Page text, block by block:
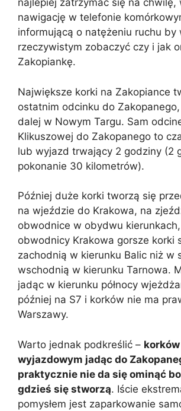
najlepiej zatrzymać się na chwilę,
nawigację w telefonie
informującą o natężeniu ruchu by
rzeczywistym zobaczyć czy i jak
Zakopiankę.
Największe korki na Zakopiance
ostatnim odcinku do
dalej w Nowym Targu. Sam
Klikuszowej do Zakopanego to
lub wyjazd trwający 2 godziny (2
pokonanie 30 kilometrów).
Później duże korki tworzą się
na wjeździe do Krakowa, na
obwodnice w obydwu
obwodnicy Krakowa gorsze korki
zachodnią w kierunku Balic niż w
wschodnią w kierunku Tarnowa.
jadąc w kierunku północy
później na S7 i korków nie ma
Warszawy.
Warto jednak podkreślić –
wyjazdowym jadąc do
praktycznie nie da się ominąć
gdzieś się stworzą. Iście
pomysłem jest zaparkowanie